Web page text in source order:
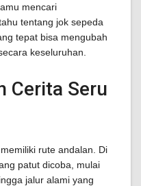
mencari
tentang jok sepeda
tepat bisa mengubah
keseluruhan.
Cerita Seru
rute andalan. Di
patut dicoba, mulai
jalur alami yang